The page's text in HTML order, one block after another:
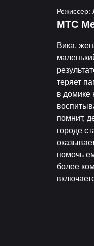
Режиссер:
МТС
Вика,
теряет
в домике
помнит,
городе
помочь
более